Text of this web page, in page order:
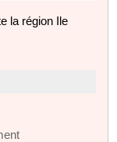
la région Ile